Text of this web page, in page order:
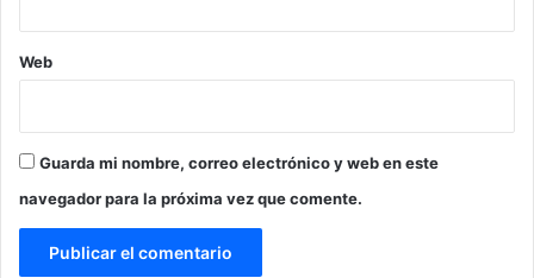
Web
Guarda mi nombre, correo electrónico y web en este
navegador para la próxima vez que comente.